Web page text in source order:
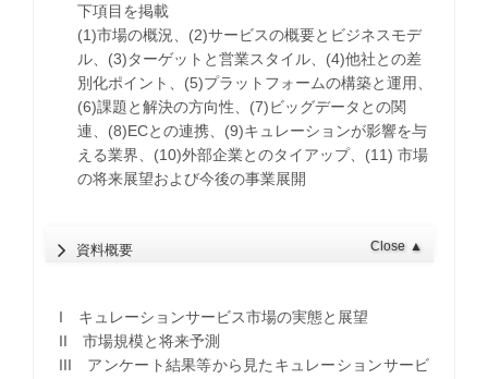
下項目を掲載
(1)市場の概況、(2)サービスの概要とビジネスモデ
ル、(3)ターゲットと営業スタイル、(4)他社との差
別化ポイント、(5)プラットフォームの構築と運用、
(6)課題と解決の方向性、(7)ビッグデータとの関
連、(8)ECとの連携、(9)キュレーションが影響を与
える業界、(10)外部企業とのタイアップ、(11) 市場
の将来展望および今後の事業展開
資料概要 Close ▲
I キュレーションサービス市場の実態と展望
II 市場規模と将来予測
III アンケート結果等から見たキュレーションサービ